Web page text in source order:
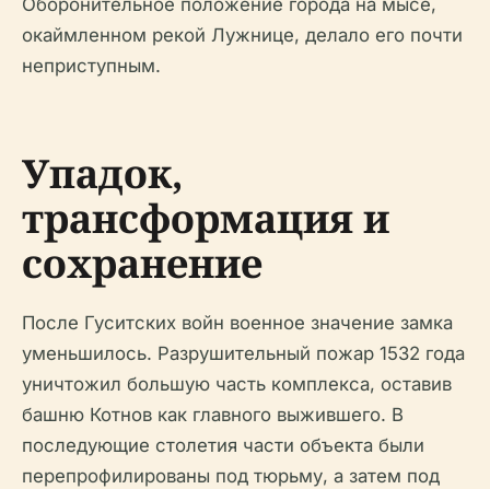
Оборонительное положение города на мысе,
окаймленном рекой Лужнице, делало его почти
неприступным.
Упадок,
трансформация и
сохранение
После Гуситских войн военное значение замка
уменьшилось. Разрушительный пожар 1532 года
уничтожил большую часть комплекса, оставив
башню Котнов как главного выжившего. В
последующие столетия части объекта были
перепрофилированы под тюрьму, а затем под